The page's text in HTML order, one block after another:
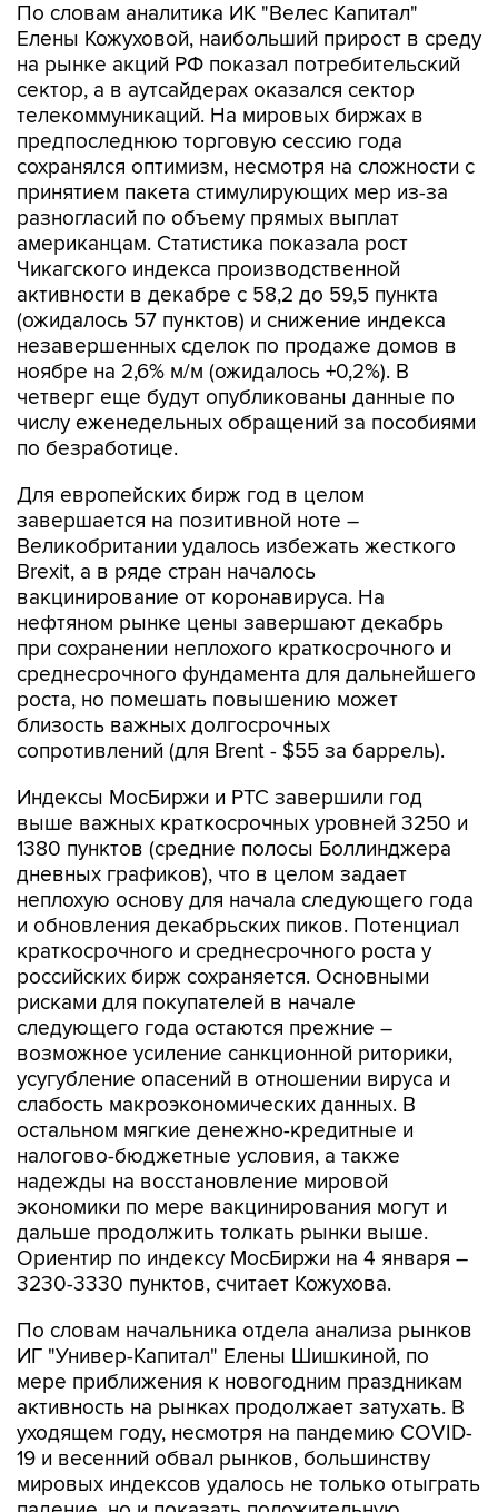
По словам аналитика ИК "Велес Капитал"
Елены Кожуховой, наибольший прирост в среду
на рынке акций РФ показал потребительский
сектор, а в аутсайдерах оказался сектор
телекоммуникаций. На мировых биржах в
предпоследнюю торговую сессию года
сохранялся оптимизм, несмотря на сложности с
принятием пакета стимулирующих мер из-за
разногласий по объему прямых выплат
американцам. Статистика показала рост
Чикагского индекса производственной
активности в декабре с 58,2 до 59,5 пункта
(ожидалось 57 пунктов) и снижение индекса
незавершенных сделок по продаже домов в
ноябре на 2,6% м/м (ожидалось +0,2%). В
четверг еще будут опубликованы данные по
числу еженедельных обращений за пособиями
по безработице.
Для европейских бирж год в целом
завершается на позитивной ноте –
Великобритании удалось избежать жесткого
Brexit, а в ряде стран началось
вакцинирование от коронавируса. На
нефтяном рынке цены завершают декабрь
при сохранении неплохого краткосрочного и
среднесрочного фундамента для дальнейшего
роста, но помешать повышению может
близость важных долгосрочных
сопротивлений (для Brent - $55 за баррель).
Индексы МосБиржи и РТС завершили год
выше важных краткосрочных уровней 3250 и
1380 пунктов (средние полосы Боллинджера
дневных графиков), что в целом задает
неплохую основу для начала следующего года
и обновления декабрьских пиков. Потенциал
краткосрочного и среднесрочного роста у
российских бирж сохраняется. Основными
рисками для покупателей в начале
следующего года остаются прежние –
возможное усиление санкционной риторики,
усугубление опасений в отношении вируса и
слабость макроэкономических данных. В
остальном мягкие денежно-кредитные и
налогово-бюджетные условия, а также
надежды на восстановление мировой
экономики по мере вакцинирования могут и
дальше продолжить толкать рынки выше.
Ориентир по индексу МосБиржи на 4 января –
3230-3330 пунктов, считает Кожухова.
По словам начальника отдела анализа рынков
ИГ "Универ-Капитал" Елены Шишкиной, по
мере приближения к новогодним праздникам
активность на рынках продолжает затухать. В
уходящем году, несмотря на пандемию COVID-
19 и весенний обвал рынков, большинству
мировых индексов удалось не только отыграть